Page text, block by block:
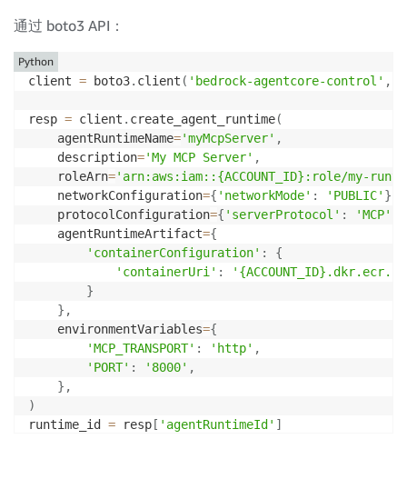
通过 boto3 API：
client = boto3. client ( 'bedrock-agentcore-control' ,
resp = client . create_agent_runtime(
    agentRuntimeName
='myMcpServer' ,
    description
='My MCP Server' ,
    roleArn
='arn:aws:iam::{ACCOUNT_ID}:role/my-
    networkConfiguration
={ 'networkMode' : 'PUBLIC' }
    protocolConfiguration
={ 'serverProtocol' : 'MCP'
    agentRuntimeArtifact
={
'containerConfiguration' :
{
'containerUri' :
}
} ,
    environmentVariables
={
'MCP_TRANSPORT' : 'http' ,
'PORT' : '8000' ,
} ,
)
runtime_id = resp [ 'agentRuntimeId' ]
Python